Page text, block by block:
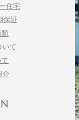
住宅
保証
て
介